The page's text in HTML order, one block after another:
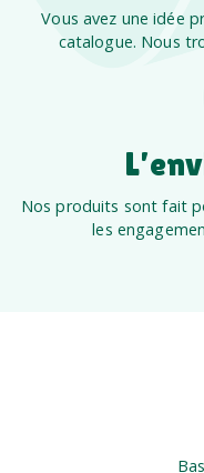
Vous avez une idée
catalogue. Nous
Nos produits sont fait
les